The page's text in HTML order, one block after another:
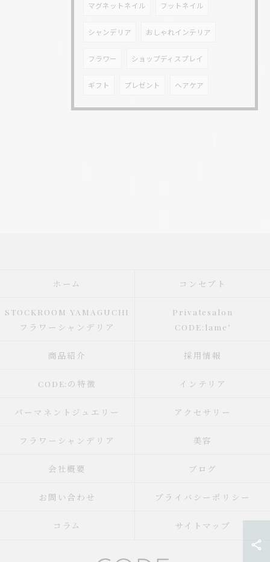
マグネットネイル フットネイル
シャンデリア おしゃれインテリア
フラワー ショップディスプレイ
ギフト プレゼント ヘアケア
ホーム コンセプト
STOCKROOM YAMAGUCHI
フラワーシャンデリア
Privatesalon
CODE:lame’
商品紹介 採用情報
CODE:の特徴 インテリア
パーマネントジュエリー アクセサリー
フラワーシャンデリア 美容
会社概要 ブログ
お問い合わせ プライバシーポリシー
コラム サイトマップ